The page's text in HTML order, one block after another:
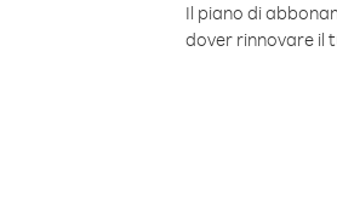
Il piano di
dover rinnovare il